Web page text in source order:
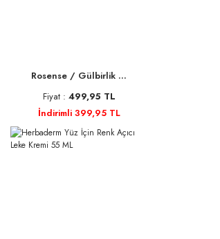
Rosense / Gülbirlik ...
Fiyat : 499,95 TL
İndirimli 399,95 TL